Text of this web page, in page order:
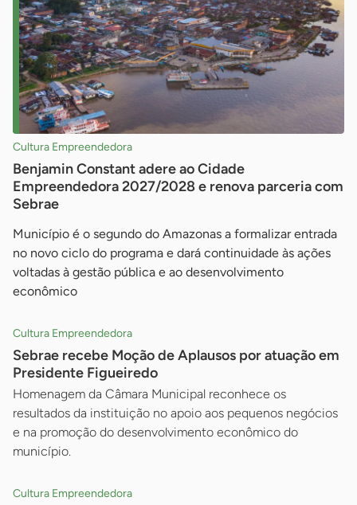
Cultura Empreendedora
Benjamin Constant adere ao Cidade
Empreendedora 2027/2028 e renova parceria com
Sebrae
Município é o segundo do Amazonas a formalizar entrada
no novo ciclo do programa e dará continuidade às ações
voltadas à gestão pública e ao desenvolvimento
econômico
Cultura Empreendedora
Sebrae recebe Moção de Aplausos por atuação em
Presidente Figueiredo
Homenagem da Câmara Municipal reconhece os
resultados da instituição no apoio aos pequenos negócios
e na promoção do desenvolvimento econômico do
município.
Cultura Empreendedora